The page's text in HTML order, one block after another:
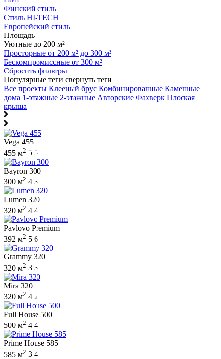
Финский стиль
Стиль HI-TECH
Европейский стиль
Площадь
Уютные до 200 м²
Просторные от 200 м² до 300 м²
Бескомпромиссные от 300 м²
Сбросить фильтры
Популярные теги свернуть теги
Все проекты Клееный брус Комбинированные Каменные
дома 1-этажные 2-этажные Авторские Фахверк Плоская
крыша
Vega 455
455 м2 5 5
Bayron 300
300 м2 4 3
Lumen 320
320 м2 4 4
Pavlovo Premium
392 м2 5 6
Grammy 320
320 м2 3 3
Mira 320
320 м2 4 2
Full House 500
500 м2 4 4
Prime House 585
585 м2 3 4